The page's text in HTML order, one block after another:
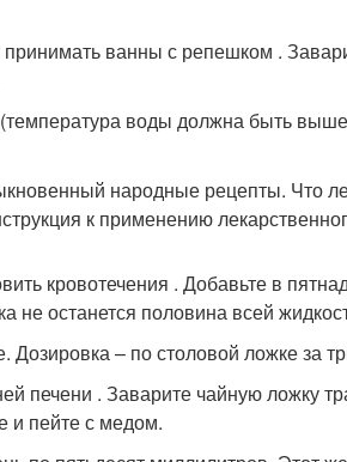
принимать ванны с репешком .
воды должна быть
кровотечения . Добавьте в
не останется половина всей
Дозировка – по столовой ложке за
печени . Заварите чайную ложку
и пейте с медом.